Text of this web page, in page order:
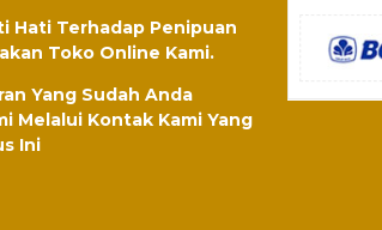
Hati Terhadap Penipuan
Toko Online Kami.
Yang Sudah Anda
Melalui Kontak Kami Yang
Ini